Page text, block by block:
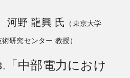
龍興 氏 （東京大学
研究センター 教授）
「中部電力におけ